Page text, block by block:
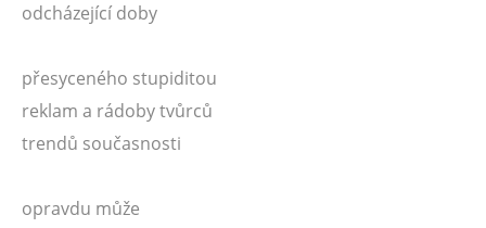
odcházející doby
přesyceného stupiditou
reklam a rádoby tvůrců
trendů současnosti
opravdu může